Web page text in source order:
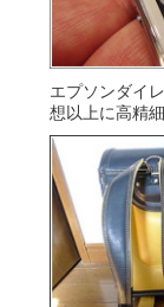
エプソンダイ
想以上に高精